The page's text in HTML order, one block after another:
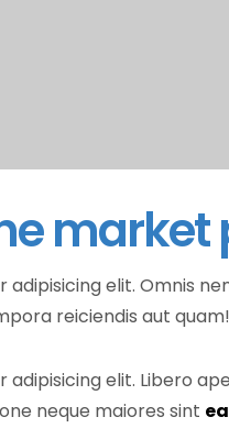
market
elit. Omnis
reiciendis aut quam!
elit. Libero
neque maiores sint